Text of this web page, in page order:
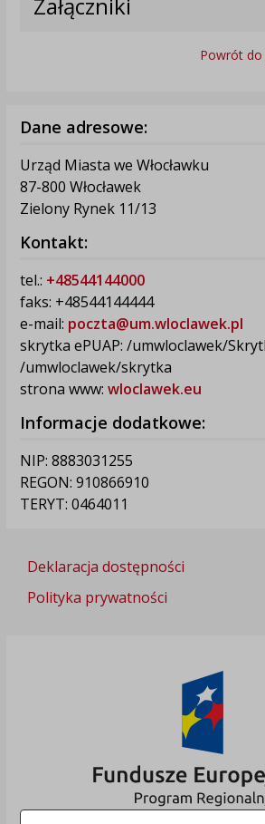
Powrót
Dane adresowe:
Urząd Miasta we Włocławku
87-800 Włocławek
Zielony Rynek 11/13
Kontakt:
tel.: +48544144000
faks: +48544144444
e-mail: poczta@um.wloclawek.pl
skrytka ePUAP: /umwloclawek/
/umwloclawek/skrytka
strona www: wloclawek.eu
Informacje dodatkowe:
NIP: 8883031255
REGON: 910866910
TERYT: 0464011
Deklaracja dostępności
Polityka prywatności